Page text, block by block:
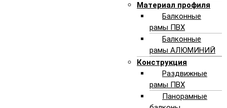
Материал профиля
Балконные
рамы ПВХ
Балконные
рамы АЛЮМИНИЙ
Конструкция
Раздвижные
рамы ПВХ
Панорамные
Что нужно знать об услуге «резка
проемов» от компании